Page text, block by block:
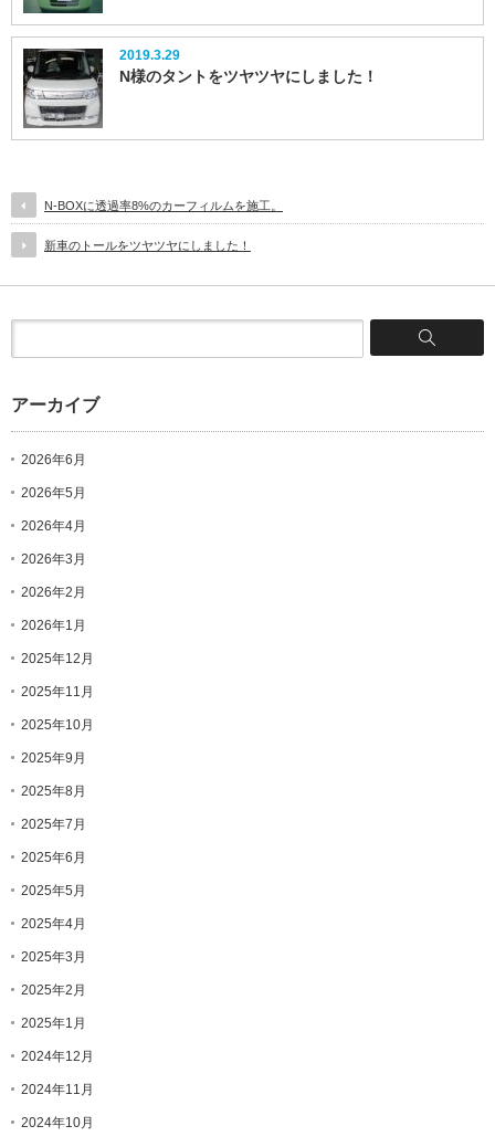
2019.3.29
N様のタントをツヤツヤにしました！
N-BOXに透過率8%のカーフィルムを施工。
新車のトールをツヤツヤにしました！
アーカイブ
2026年6月
2026年5月
2026年4月
2026年3月
2026年2月
2026年1月
2025年12月
2025年11月
2025年10月
2025年9月
2025年8月
2025年7月
2025年6月
2025年5月
2025年4月
2025年3月
2025年2月
2025年1月
2024年12月
2024年11月
2024年10月